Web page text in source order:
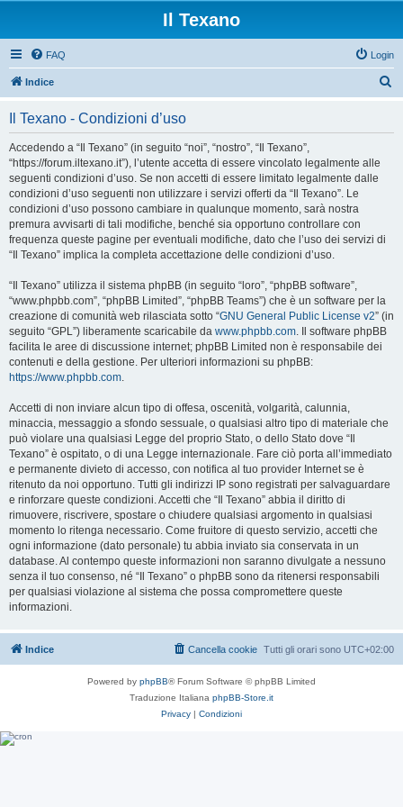
Il Texano
FAQ Login
Indice
Il Texano - Condizioni d’uso
Accedendo a “Il Texano” (in seguito “noi”, “nostro”, “Il Texano”,
“https://forum.iltexano.it”), l’utente accetta di essere vincolato legalmente alle
seguenti condizioni d’uso. Se non accetti di essere limitato legalmente dalle
condizioni d’uso seguenti non utilizzare i servizi offerti da “Il Texano”. Le
condizioni d’uso possono cambiare in qualunque momento, sarà nostra
premura avvisarti di tali modifiche, benché sia opportuno controllare con
frequenza queste pagine per eventuali modifiche, dato che l’uso dei servizi di
“Il Texano” implica la completa accettazione delle condizioni d’uso.
“Il Texano” utilizza il sistema phpBB (in seguito “loro”, “phpBB software”,
“www.phpbb.com”, “phpBB Limited”, “phpBB Teams”) che è un software per la
creazione di comunità web rilasciata sotto “GNU General Public License v2” (in
seguito “GPL”) liberamente scaricabile da www.phpbb.com. Il software phpBB
facilita le aree di discussione internet; phpBB Limited non è responsabile dei
contenuti e della gestione. Per ulteriori informazioni su phpBB:
https://www.phpbb.com.
Accetti di non inviare alcun tipo di offesa, oscenità, volgarità, calunnia,
minaccia, messaggio a sfondo sessuale, o qualsiasi altro tipo di materiale che
può violare una qualsiasi Legge del proprio Stato, o dello Stato dove “Il
Texano” è ospitato, o di una Legge internazionale. Fare ciò porta all’immediato
e permanente divieto di accesso, con notifica al tuo provider Internet se è
ritenuto da noi opportuno. Tutti gli indirizzi IP sono registrati per salvaguardare
e rinforzare queste condizioni. Accetti che “Il Texano” abbia il diritto di
rimuovere, riscrivere, spostare o chiudere qualsiasi argomento in qualsiasi
momento lo ritenga necessario. Come fruitore di questo servizio, accetti che
ogni informazione (dato personale) tu abbia inviato sia conservata in un
database. Al contempo queste informazioni non saranno divulgate a nessuno
senza il tuo consenso, né “Il Texano” o phpBB sono da ritenersi responsabili
per qualsiasi violazione al sistema che possa compromettere queste
informazioni.
Indice Tutti gli orari sono UTC+02:00
Cancella cookie
Powered by phpBB® Forum Software © phpBB Limited
Traduzione Italiana phpBB-Store.it
Privacy | Condizioni